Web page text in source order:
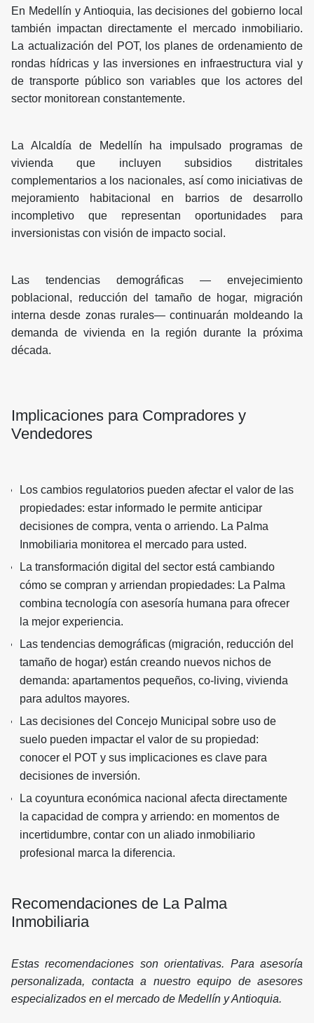
En Medellín y Antioquia, las decisiones del gobierno local
también impactan directamente el mercado inmobiliario.
La actualización del POT, los planes de ordenamiento de
rondas hídricas y las inversiones en infraestructura vial y
de transporte público son variables que los actores del
sector monitorean constantemente.
La Alcaldía de Medellín ha impulsado programas de
vivienda que incluyen subsidios distritales
complementarios a los nacionales, así como iniciativas de
mejoramiento habitacional en barrios de desarrollo
incompletivo que representan oportunidades para
inversionistas con visión de impacto social.
Las tendencias demográficas — envejecimiento
poblacional, reducción del tamaño de hogar, migración
interna desde zonas rurales— continuarán moldeando la
demanda de vivienda en la región durante la próxima
década.
Implicaciones para Compradores y
Vendedores
Los cambios regulatorios pueden afectar el valor de las
propiedades: estar informado le permite anticipar
decisiones de compra, venta o arriendo. La Palma
Inmobiliaria monitorea el mercado para usted.
La transformación digital del sector está cambiando
cómo se compran y arriendan propiedades: La Palma
combina tecnología con asesoría humana para ofrecer
la mejor experiencia.
Las tendencias demográficas (migración, reducción del
tamaño de hogar) están creando nuevos nichos de
demanda: apartamentos pequeños, co-living, vivienda
para adultos mayores.
Las decisiones del Concejo Municipal sobre uso de
suelo pueden impactar el valor de su propiedad:
conocer el POT y sus implicaciones es clave para
decisiones de inversión.
La coyuntura económica nacional afecta directamente
la capacidad de compra y arriendo: en momentos de
incertidumbre, contar con un aliado inmobiliario
profesional marca la diferencia.
Recomendaciones de La Palma
Inmobiliaria
Estas recomendaciones son orientativas. Para asesoría
personalizada, contacta a nuestro equipo de asesores
especializados en el mercado de Medellín y Antioquia.